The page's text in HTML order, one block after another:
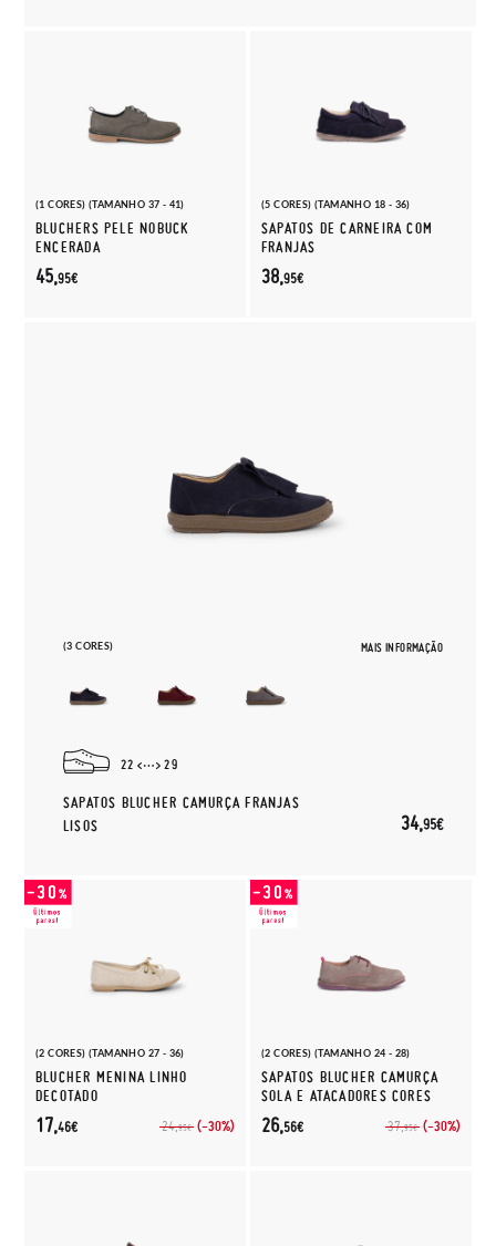
(1 CORES) (TAMANHO 37 - 41)
BLUCHERS PELE NOBUCK
ENCERADA
45,95€
(5 CORES) (TAMANHO 18 - 36)
SAPATOS DE CARNEIRA COM
FRANJAS
38,95€
(3 CORES) MAIS INFORMAÇÃO
22 29
SAPATOS BLUCHER CAMURÇA FRANJAS
LISOS
34,95€
(2 CORES) (TAMANHO 27 - 36)
BLUCHER MENINA LINHO
DECOTADO
24,95€ (-30%)
17,46€
(2 CORES) (TAMANHO 24 - 28)
SAPATOS BLUCHER CAMURÇA
SOLA E ATACADORES CORES
37,95€ (-30%)
26,56€